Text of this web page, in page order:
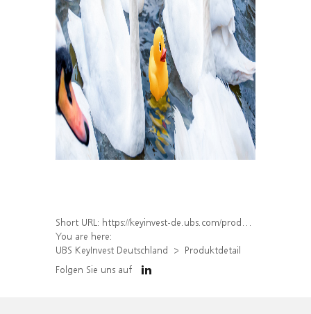
Short URL: https://keyinvest-de.ubs.com/produkt/detail/index/isin/DE000WA6Q5K2
You are here:
UBS KeyInvest Deutschland
Produktdetail
Folgen Sie uns auf